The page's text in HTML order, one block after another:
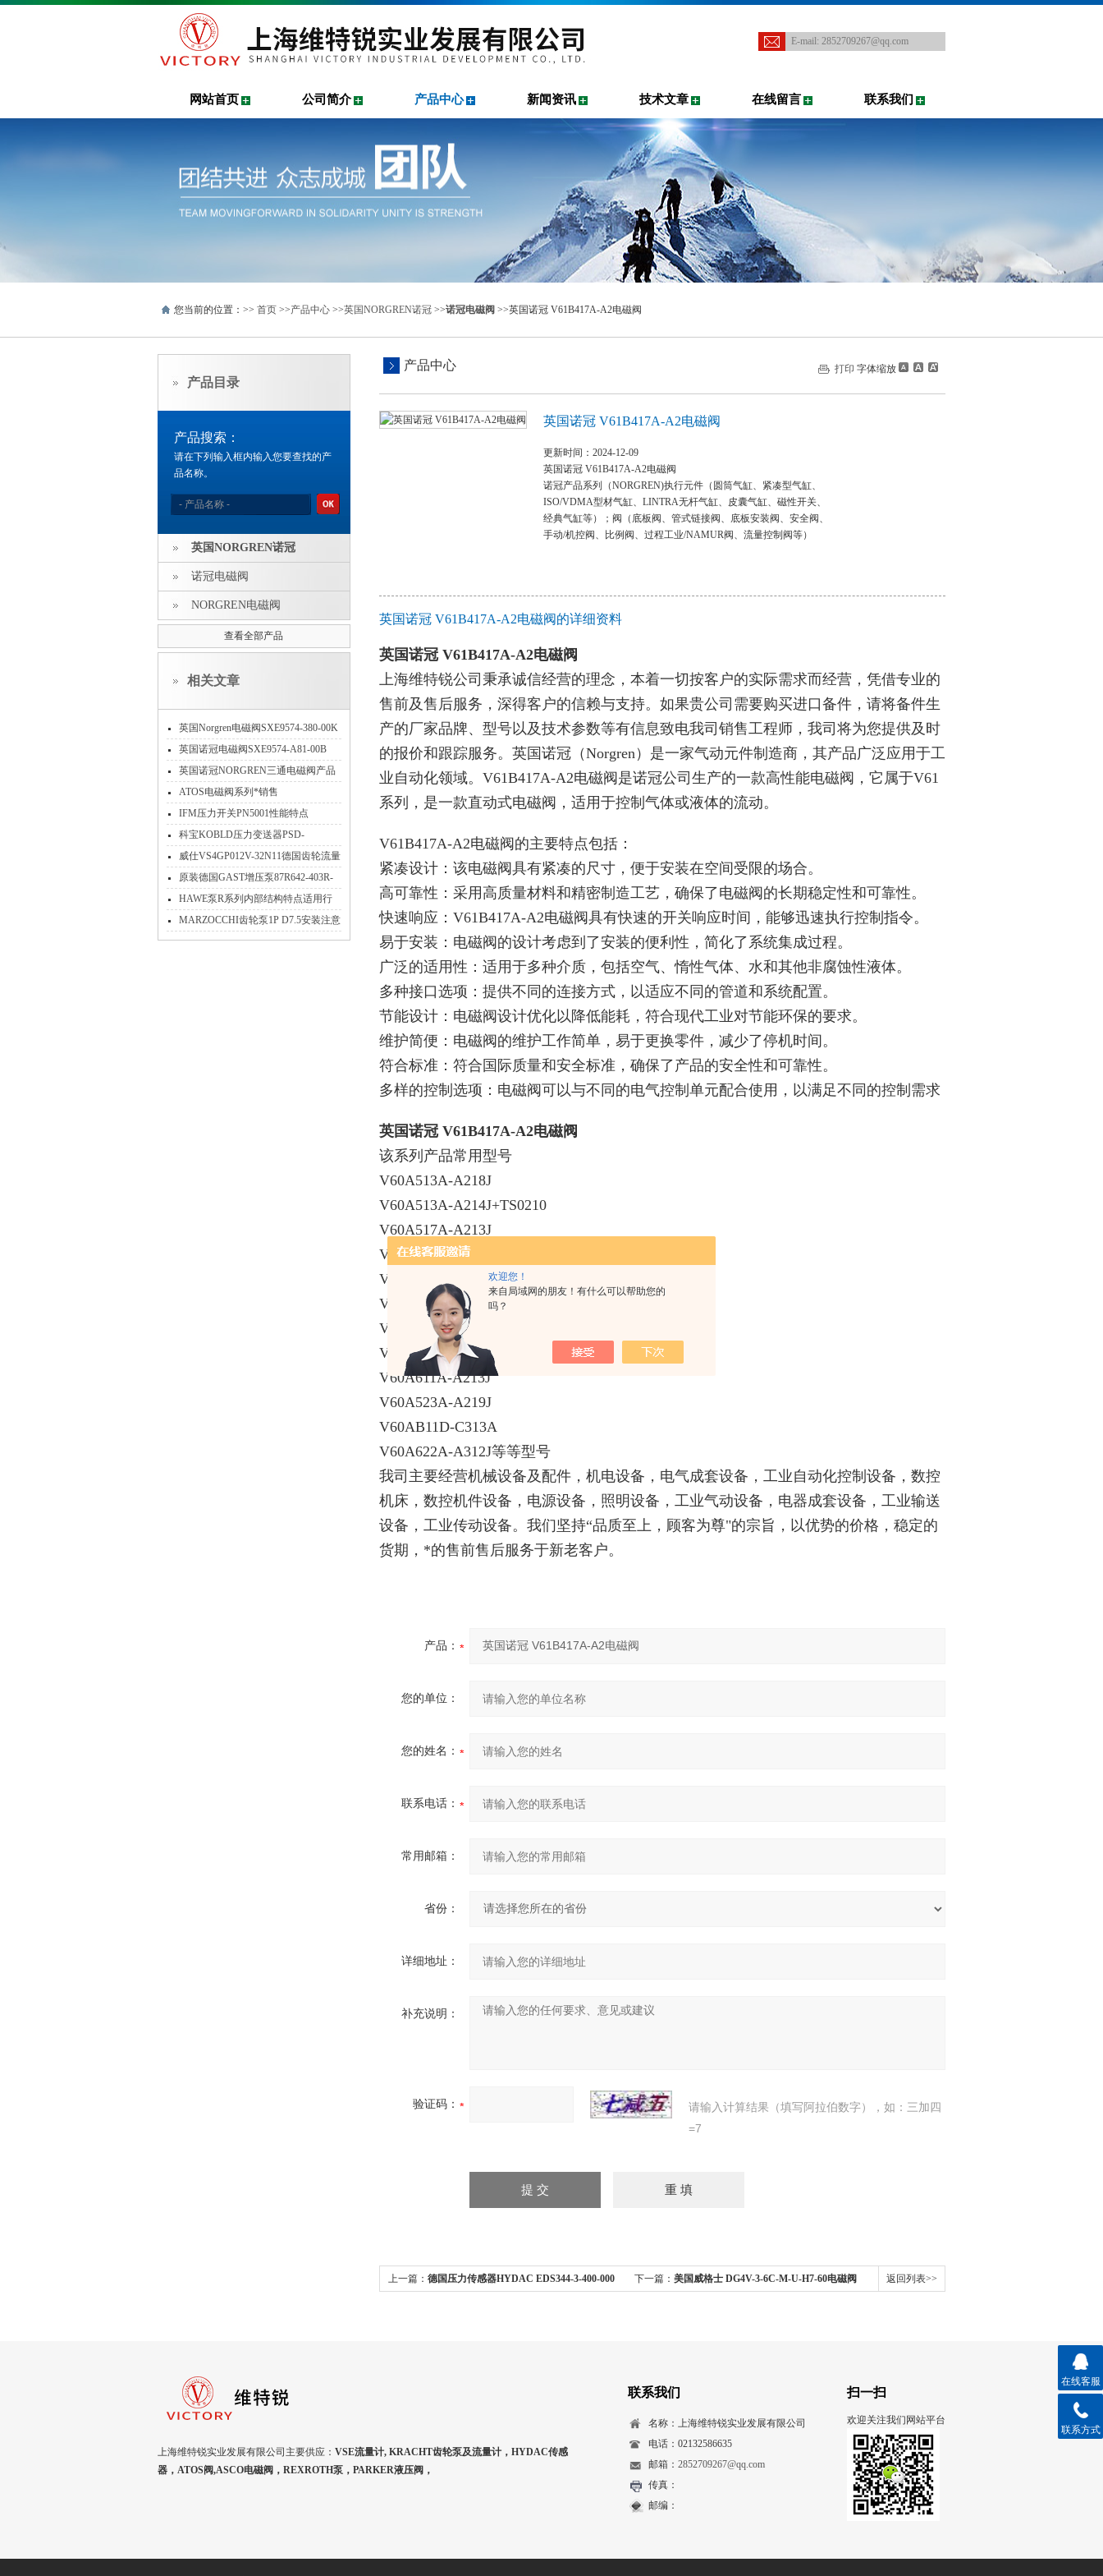
欢迎您！
来自局域网的朋友！有什么可以帮助您的
吗？
E-mail: 2852709267@qq.com
网站首页 公司简介 产品中心 新闻资讯 技术文章 在线留言 联系我们
您当前的位置：>> 首页 >>产品中心 >>英国NORGREN诺冠 >>诺冠电磁阀 >>英国诺冠 V61B417A-A2电磁阀
产品目录
产品搜索：
请在下列输入框内输入您要查找的产
品名称。
英国NORGREN诺冠
诺冠电磁阀
NORGREN电磁阀
查看全部产品
相关文章
英国Norgren电磁阀SXE9574-380-00K
维护介绍
英国诺冠电磁阀SXE9574-A81-00B
英国诺冠NORGREN三通电磁阀产品
参数介绍
ATOS电磁阀系列*销售
IFM压力开关PN5001性能特点
科宝KOBLD压力变送器PSD-
433R2C440技术参数
威仕VS4GP012V-32N11德国齿轮流量
计选购方法及步骤
原装德国GAST增压泵87R642-403R-
N470X工作原理参数分析
HAWE泵R系列内部结构特点适用行
业原装现货上海维特锐
MARZOCCHI齿轮泵1P D7.5安装注意
事项与维护
产品中心 打印 字体缩放
英国诺冠 V61B417A-A2电磁阀
更新时间：2024-12-09
英国诺冠 V61B417A-A2电磁阀
诺冠产品系列（NORGREN)执行元件（圆筒气缸、紧凑型气缸、
ISO/VDMA型材气缸、LINTRA无杆气缸、皮囊气缸、磁性开关、
经典气缸等）；阀（底板阀、管式链接阀、底板安装阀、安全阀、
手动/机控阀、比例阀、过程工业/NAMUR阀、流量控制阀等）
英国诺冠 V61B417A-A2电磁阀的详细资料
英国诺冠 V61B417A-A2电磁阀
上海维特锐公司秉承诚信经营的理念，本着一切按客户的实际需求而经营，凭借专业的
售前及售后服务，深得客户的信赖与支持。如果贵公司需要购买进口备件，请将备件生
产的厂家品牌、型号以及技术参数等有信息致电我司销售工程师，我司将为您提供及时
的报价和跟踪服务。英国诺冠（Norgren）是一家气动元件制造商，其产品广泛应用于工
业自动化领域。V61B417A-A2电磁阀是诺冠公司生产的一款高性能电磁阀，它属于V61
系列，是一款直动式电磁阀，适用于控制气体或液体的流动。
V61B417A-A2电磁阀的主要特点包括：
紧凑设计：该电磁阀具有紧凑的尺寸，便于安装在空间受限的场合。
高可靠性：采用高质量材料和精密制造工艺，确保了电磁阀的长期稳定性和可靠性。
快速响应：V61B417A-A2电磁阀具有快速的开关响应时间，能够迅速执行控制指令。
易于安装：电磁阀的设计考虑到了安装的便利性，简化了系统集成过程。
广泛的适用性：适用于多种介质，包括空气、惰性气体、水和其他非腐蚀性液体。
多种接口选项：提供不同的连接方式，以适应不同的管道和系统配置。
节能设计：电磁阀设计优化以降低能耗，符合现代工业对节能环保的要求。
维护简便：电磁阀的维护工作简单，易于更换零件，减少了停机时间。
符合标准：符合国际质量和安全标准，确保了产品的安全性和可靠性。
多样的控制选项：电磁阀可以与不同的电气控制单元配合使用，以满足不同的控制需求
英国诺冠 V61B417A-A2电磁阀
该系列产品常用型号
V60A513A-A218J
V60A513A-A214J+TS0210
V60A517A-A213J
V60A517A-A317JA
V60A513A-A2000
V60AC11A-A2000
V60A417A-A213J
V60A517A-A3000F
V60A611A-A213J
V60A523A-A219J
V60AB11D-C313A
V60A622A-A312J等等型号
我司主要经营机械设备及配件，机电设备，电气成套设备，工业自动化控制设备，数控
机床，数控机件设备，电源设备，照明设备，工业气动设备，电器成套设备，工业输送
设备，工业传动设备。我们坚持“品质至上，顾客为尊"的宗旨，以优势的价格，稳定的
货期，*的售前售后服务于新老客户。
产品：
您的单位：
您的姓名：
联系电话：
常用邮箱：
省份：
详细地址：
补充说明：
验证码：
请输入计算结果（填写阿拉伯数字），如：三加四
=7
上一篇： 德国压力传感器HYDAC EDS344-3-400-000 下一篇： 美国威格士 DG4V-3-6C-M-U-H7-60电磁阀 返回列表>>
上海维特锐实业发展有限公司主要供应： VSE流量计, KRACHT齿轮泵及流量计，HYDAC传感
器，ATOS阀,ASCO电磁阀，REXROTH泵，PARKER液压阀，
扫一扫
欢迎关注我们网站平台
联系我们
名称：上海维特锐实业发展有限公司
电话：02132586635
邮箱： 2852709267@qq.com
传真：
邮编：
在线客服
联系方式